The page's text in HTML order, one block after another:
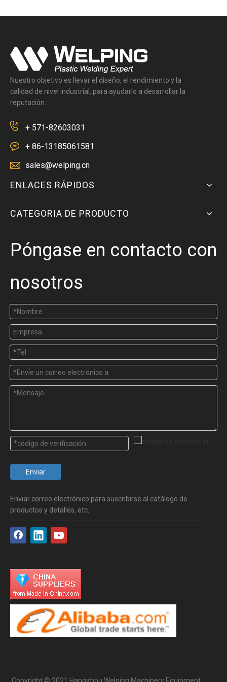
Nuestro objetivo es llevar el diseño, el rendimiento y la
calidad de nivel industrial, para ayudarlo a desarrollar la
reputación.
+ 571-82603031
+ 86-13185061581
sales@welping.cn
ENLACES RÁPIDOS
CATEGORIA DE PRODUCTO
Póngase en contacto con
nosotros
Enviar
Enviar correo electrónico para suscribirse al catálogo de
productos y detalles, etc.